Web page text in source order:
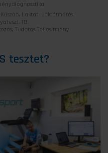
, Laktát , Laktátmérés,
, TD ,
, Tudatos Teljesítmény
tesztet?